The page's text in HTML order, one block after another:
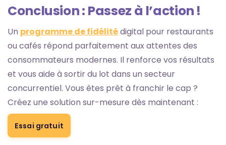
Conclusion : Passez à l’action !
Un programme de fidélitédigital pour restaurants
ou cafés répond parfaitement aux attentes des
consommateurs modernes. Il renforce vos résultats
et vous aide à sortir du lot dans un secteur
concurrentiel. Vous êtes prêt à franchir le cap ?
Créez une solution sur-mesure dès maintenant :
Essai gratuit